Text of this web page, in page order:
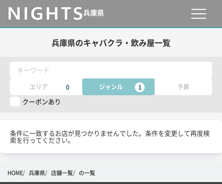
兵庫県
兵庫県のキャバクラ・飲み屋一覧
キーワード
エリア 0 ジャンル 1 予算
クーポンあり
条件に一致するお店が見つかりませんでした。条件を変更して再度検
索を行ってください。
HOME 兵庫県 店舗一覧 の一覧